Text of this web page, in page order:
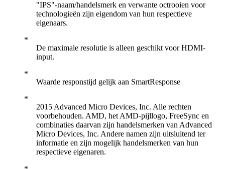
"IPS"-naam/handelsmerk en verwante octrooien voor
technologieën zijn eigendom van hun respectieve
eigenaars.
De maximale resolutie is alleen geschikt voor HDMI-
input.
Waarde responstijd gelijk aan SmartResponse
2015 Advanced Micro Devices, Inc. Alle rechten
voorbehouden. AMD, het AMD-pijllogo, FreeSync en
combinaties daarvan zijn handelsmerken van Advanced
Micro Devices, Inc. Andere namen zijn uitsluitend ter
informatie en zijn mogelijk handelsmerken van hun
respectieve eigenaren.